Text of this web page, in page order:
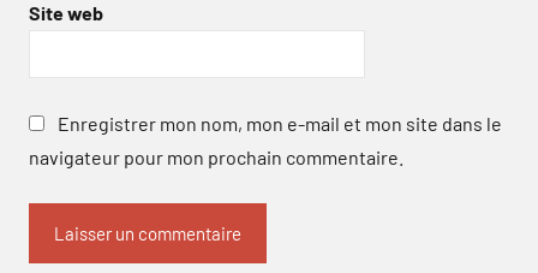
Site web
Enregistrer mon nom, mon e-mail et mon site dans le
navigateur pour mon prochain commentaire.